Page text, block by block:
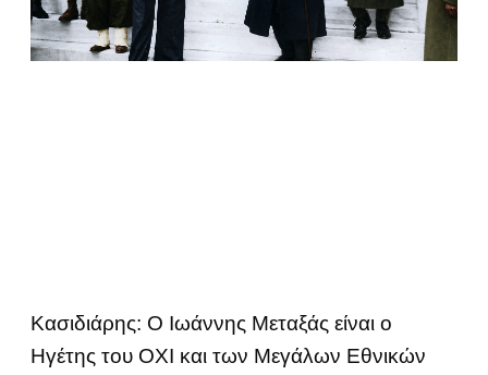
Κασιδιάρης: Ο Ιωάννης Μεταξάς είναι ο
Ηγέτης του ΟΧΙ και των Μεγάλων Εθνικών